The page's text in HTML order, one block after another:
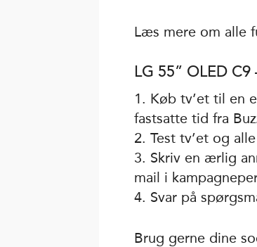
Læs mere om alle
LG 55” OLED
1. Køb tv’et til en
fastsatte tid fra
2. Test tv’et og
3. Skriv en ærlig
mail i
4. Svar på
Brug gerne dine